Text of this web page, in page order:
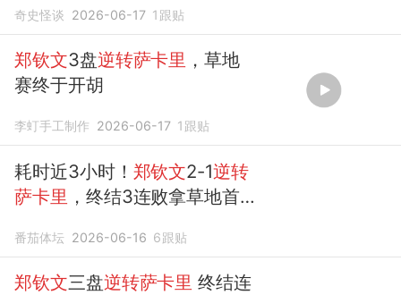
奇史怪谈 2026-06-17 1 跟贴
郑钦文3盘逆转萨卡里 ，草地
赛终于开胡
李虰手工制作 2026-06-17 1 跟贴
耗时近3小时！ 郑钦文2-1逆转
萨卡里 ，终结3连败拿草地首
番茄体坛 2026-06-16 6跟贴
郑钦文三盘逆转萨卡里 终结连